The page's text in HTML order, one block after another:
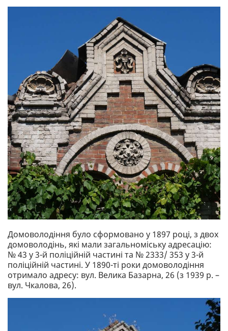
Домоволодіння було сформовано у 1897 році, з двох
домоволодінь, які мали загальноміську адресацію:
№ 43 у 3-й поліційній частині та № 2333/ 353 у 3-й
поліційній частині. У 1890-ті роки домоволодіння
отримало адресу: вул. Велика Базарна, 26 (з 1939 р. –
вул. Чкалова, 26).